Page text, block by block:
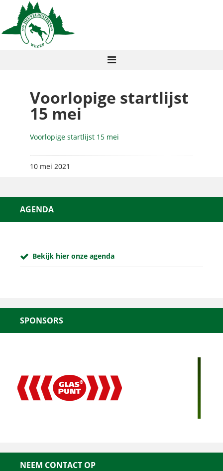
Voorlopige startlijst
15 mei
Voorlopige startlijst 15 mei
10 mei 2021
AGENDA
Bekijk hier onze agenda
SPONSORS
NEEM CONTACT OP